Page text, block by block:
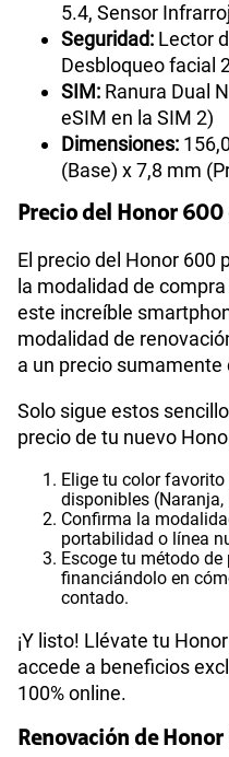
5.4, Sensor
Seguridad: Lector
Desbloqueo facial
SIM: Ranura Dual
eSIM en la SIM 2)
Dimensiones:
(Base) x 7,8 mm
Precio del Honor 600
El precio del Honor 600
la modalidad de
este increíble
modalidad de
a un precio
Solo sigue estos
precio de tu nuevo
Elige tu color
disponibles
Confirma la
portabilidad o línea
Escoge tu método
financiándolo en
contado.
¡Y listo! Llévate tu
accede a beneficios
100% online.
Renovación de